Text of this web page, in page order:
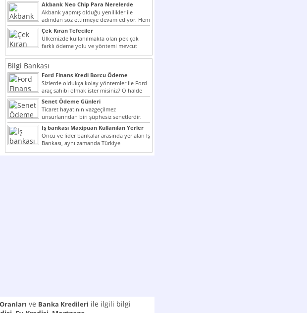
Akbank Neo Chip Para Nerelerde
Kullanılır?
Akbank yapmış olduğu yenilikler ile
adından söz ettirmeye devam ediyor. Hem
müşteri potansiyelini arttırmak hem...
Çek Kıran Tefeciler
Ülkemizde kullanılmakta olan pek çok
farklı ödeme yolu ve yöntemi mevcut
olmak ile beraber bunlar...
Bilgi Bankası
Ford Finans Kredi Borcu Ödeme
Sizlerde oldukça kolay yöntemler ile Ford
araç sahibi olmak ister misiniz? O halde
yazımız ilginizi...
Senet Ödeme Günleri
Ticaret hayatının vazgeçilmez
unsurlarından biri şüphesiz senetlerdir.
Çünkü senetler en çok kullanılan ödeme
araçlarıdır. Taksitler...
İş bankası Maxipuan Kullanılan Yerler
Öncü ve lider bankalar arasında yer alan İş
Bankası, aynı zamanda Türkiye
Cumhuriyeti’nin ilk milli...
ve Banka Kredileri ile ilgili bilgi